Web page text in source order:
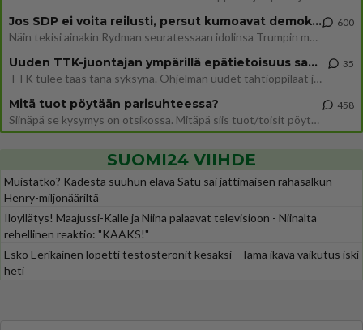
Jos SDP ei voita reilusti, persut kumoavat demokratian Suomesta
Näin tekisi ainakin Rydman seuratessaan idolinsa Trumpin mallia https://www.is.fi/politiikka/art-2000012187244.html
600
Uuden TTK-juontajan ympärillä epätietoisuus sakenee - Nyt MTV hämmentää soppaa
TTK tulee taas tänä syksynä. Ohjelman uudet tähtioppilaat julkistetaan torstaina 6. elokuuta klo 14 alkavassa lehdistö
35
Mitä tuot pöytään parisuhteessa?
Siinäpä se kysymys on otsikossa. Mitäpä siis tuot/toisit pöytään parisuhteessa? Oletko mies vai nainen? Koetko sen mitä
458
SUOMI24 VIIHDE
Muistatko? Kädestä suuhun elävä Satu sai jättimäisen rahasalkun
Henry-miljonääriltä
Iloyllätys! Maajussi-Kalle ja Niina palaavat televisioon - Niinalta
rehellinen reaktio: "KÄÄKS!"
Esko Eerikäinen lopetti testosteronit kesäksi - Tämä ikävä vaikutus iski
heti